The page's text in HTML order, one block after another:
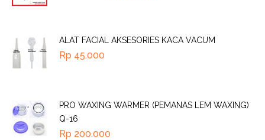
ALAT FACIAL AKSESORIES KACA VACUM
Rp 45.000
PRO WAXING WARMER (PEMANAS LEM WAXING)
Q-16
Rp 200.000